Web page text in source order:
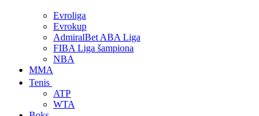
Evroliga
Evrokup
AdmiralBet ABA Liga
FIBA Liga šampiona
NBA
MMA
Tenis
ATP
WTA